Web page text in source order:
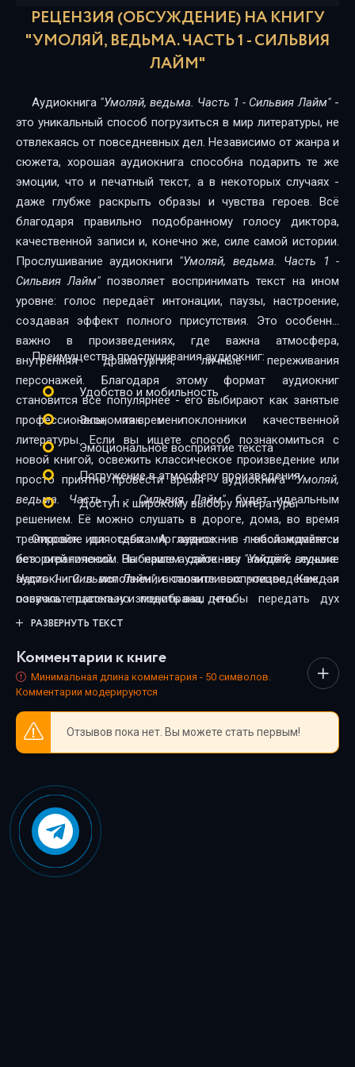
Umolyay-vedma.-Chast-1-16-
Umolyay-vedma.-Chast-1-17-
Umolyay-vedma.-Chast-1-18-
РЕЦЕНЗИЯ (ОБСУЖДЕНИЕ) НА КНИГУ
"УМОЛЯЙ, ВЕДЬМА. ЧАСТЬ 1 - СИЛЬВИЯ
ЛАЙМ"
Аудиокнига "Умоляй, ведьма. Часть 1 - Сильвия Лайм"-
это уникальный способ погрузиться в мир литературы, не
отвлекаясь от повседневных дел. Независимо от жанра и
сюжета, хорошая аудиокнига способна подарить те же
эмоции, что и печатный текст, а в некоторых случаях -
даже глубже раскрыть образы и чувства героев. Всё
благодаря правильно подобранному голосу диктора,
качественной записи и, конечно же, силе самой истории.
Прослушивание аудиокниги "Умоляй, ведьма. Часть 1 -
Сильвия Лайм" позволяет воспринимать текст на ином
уровне: голос передаёт интонации, паузы, настроение,
создавая эффект полного присутствия. Это особенно
важно в произведениях, где важна атмосфера,
внутренняя драматургия, личные переживания
персонажей. Благодаря этому формат аудиокниг
становится всё популярнее - его выбирают как занятые
профессионалы, так и поклонники качественной
литературы. Если вы ищете способ познакомиться с
новой книгой, освежить классическое произведение или
просто приятно провести время - аудиокнига"Умоляй,
ведьма. Часть 1 - Сильвия Лайм"будет идеальным
решением. Её можно слушать в дороге, дома, во время
тренировок или отдыха. А главное - в любой момент и
без ограничений. На нашем сайте вы найдёте лучшие
аудиокниги в исполнении талантливых чтецов. Каждая
озвучка тщательно подобрана, чтобы передать дух
произведения и сделать прослушивание максимально
триллеры и любовные истории - мы собрали всё, чтобы
каждый нашёл книгу по душе.
Преимущества прослушивания аудиокниг:
Удобство и мобильность
Экономия времени
Эмоциональное восприятие текста
Погружение в атмосферу произведения
Доступ к широкому выбору литературы
Откройте для себя мир аудиокниг - наслаждайтесь
историей голосом. Выберите аудиокнигу "Умоляй, ведьма.
Часть 1 - Сильвия Лайм", включите воспроизведение - и
позвольте рассказу изменить ваш день.
РАЗВЕРНУТЬ ТЕКСТ
Комментарии к книге
Минимальная длина комментария - 50 символов.
Комментарии модерируются
Отзывов пока нет. Вы можете стать первым!